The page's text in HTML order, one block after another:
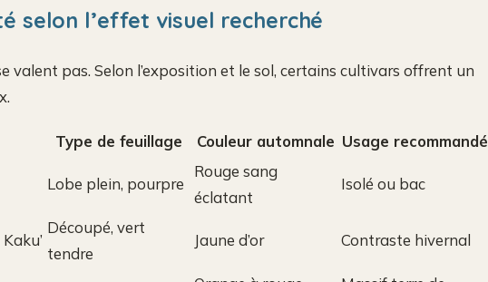
selon l’effet visuel recherché
valent pas. Selon l’exposition et le sol, certains cultivars offrent un
Type de feuillage Couleur automnale Usage recommandé
Lobe plein, pourpre
Rouge sang
éclatant
Isolé ou bac
Découpé, vert
tendre
Jaune d’or Contraste hivernal